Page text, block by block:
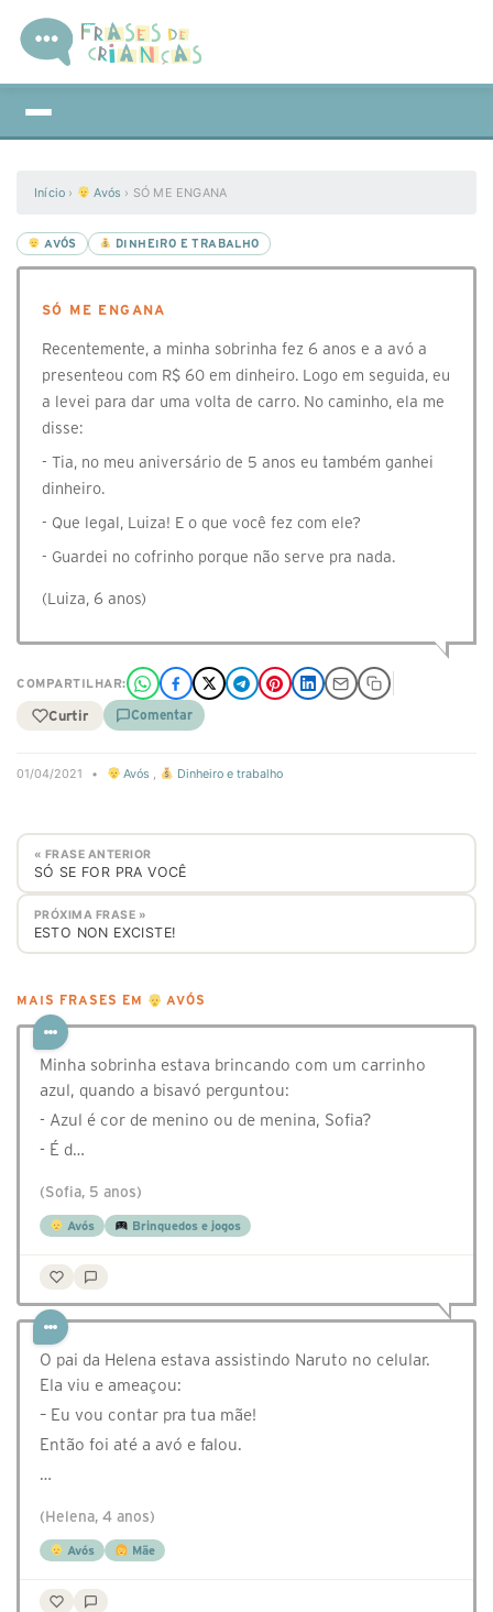
Início › Avós › SÓ ME ENGANA
AVÓS DINHEIRO E TRABALHO
SÓ ME ENGANA
Recentemente, a minha sobrinha fez 6 anos e a avó a
presenteou com R$ 60 em dinheiro. Logo em seguida, eu
a levei para dar uma volta de carro. No caminho, ela me
disse:
- Tia, no meu aniversário de 5 anos eu também ganhei
dinheiro.
- Que legal, Luiza! E o que você fez com ele?
- Guardei no cofrinho porque não serve pra nada.
(Luiza, 6 anos)
COMPARTILHAR:
Curtir Comentar
01/04/2021 • Avós , Dinheiro e trabalho
« FRASE ANTERIOR
SÓ SE FOR PRA VOCÊ
PRÓXIMA FRASE »
ESTO NON EXCISTE!
MAIS FRASES EM AVÓS
Minha sobrinha estava brincando com um carrinho
azul, quando a bisavó perguntou:
- Azul é cor de menino ou de menina, Sofia?
- É d…
(Sofia, 5 anos)
Avós Brinquedos e jogos
O pai da Helena estava assistindo Naruto no celular.
Ela viu e ameaçou:
– Eu vou contar pra tua mãe!
Então foi até a avó e falou.
…
(Helena, 4 anos)
Avós Mãe